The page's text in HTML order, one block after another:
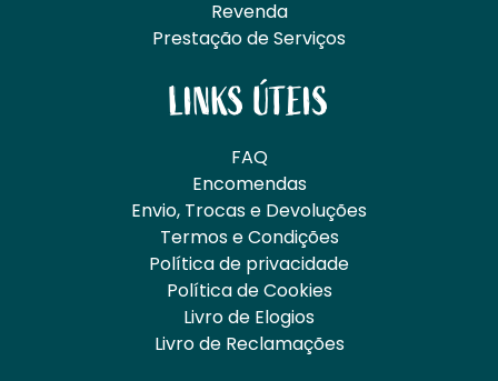
Revenda
Prestação de Serviços
LINKS ÚTEIS
FAQ
Encomendas
Envio, Trocas e Devoluções
Termos e Condições
Política de privacidade
Política de Cookies
Livro de Elogios
Livro de Reclamações